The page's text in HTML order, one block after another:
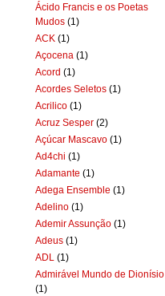
Ácido Francis e os Poetas
Mudos (1)
ACK (1)
Açocena (1)
Acord (1)
Acordes Seletos (1)
Acrilico (1)
Acruz Sesper (2)
Açúcar Mascavo (1)
Ad4chi (1)
Adamante (1)
Adega Ensemble (1)
Adelino (1)
Ademir Assunção (1)
Adeus (1)
ADL (1)
Admirável Mundo de Dionísio
(1)